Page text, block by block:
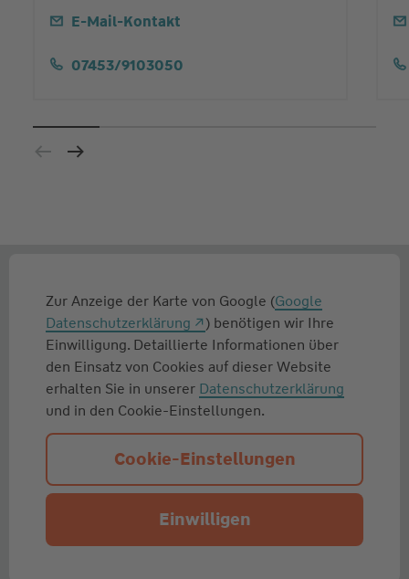
E-Mail-Kontakt
07453/9103050
Zur Anzeige der Karte von Google (Google
Datenschutzerklärung
) benötigen wir Ihre
Einwilligung. Detaillierte Informationen über
den Einsatz von Cookies auf dieser Website
erhalten Sie in unserer Datenschutzerklärung
und in den Cookie-Einstellungen.
Cookie-Einstellungen
Einwilligen